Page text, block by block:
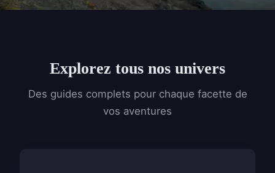
Explorez tous nos univers
Des guides complets pour chaque facette de
vos aventures